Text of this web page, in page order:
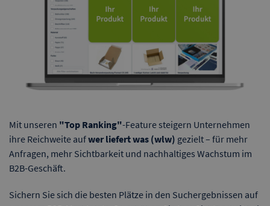
Mit unseren "Top Ranking"-Feature steigern Unternehmen
ihre Reichweite aufwer liefert was (wlw) gezielt – für mehr
Anfragen, mehr Sichtbarkeit und nachhaltiges Wachstum im
B2B-Geschäft.
Sichern Sie sich die besten Plätze in den Suchergebnissen auf